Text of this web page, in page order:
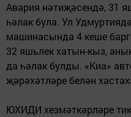
Авария нәтиҗәсендә, 31
һәлак була. Ул
машинасында 4 кеше
32 яшьлек хатын-кыз,
да һәлак булды. «Киа»
җәрәхәтләре белән
ЮХИДИ хезмәткәрләре